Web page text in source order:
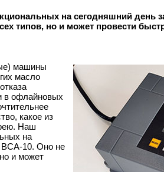
на сегодняшний день
типов, но и может провести
машины
масло
в офлайновых
какое из
Наш
на
10. Оно не
и может